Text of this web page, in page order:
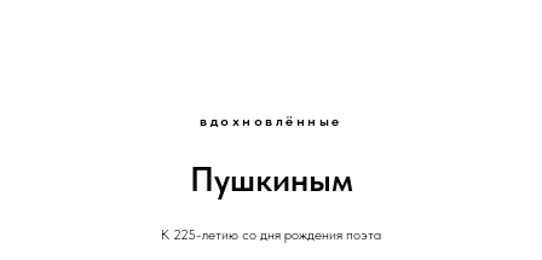
вдохновлённые
Пушкиным
К 225-летию со дня рождения поэта